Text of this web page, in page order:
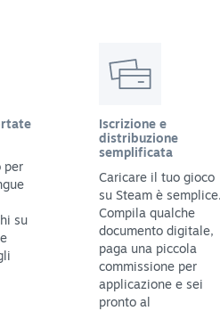
per
su
Iscrizione e
distribuzione
semplificata
Caricare il tuo gioco
su Steam è semplice.
Compila qualche
documento digitale,
paga una piccola
commissione per
applicazione e sei
pronto al